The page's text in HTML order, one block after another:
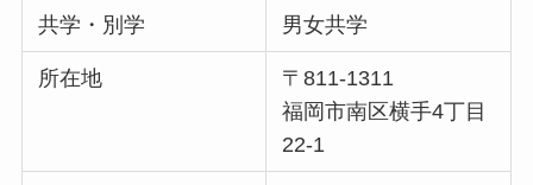
共学・別学 男女共学
所在地
〒811-1311
福岡市南区横手4丁目
22-1